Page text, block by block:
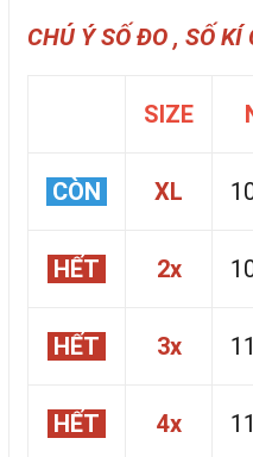
CHÚ Ý SỐ ĐO , SỐ
SIZE
CÒN XL
HẾT 2x
HẾT 3x
HẾT 4x